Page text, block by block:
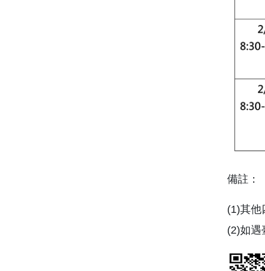
備註：
(1)其他
(2)如遇